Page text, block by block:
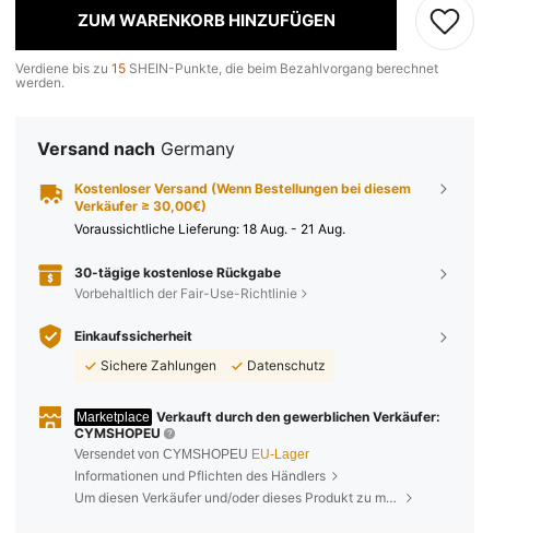
ZUM WARENKORB HINZUFÜGEN
Verdiene bis zu 15 SHEIN-Punkte, die beim Bezahlvorgang berechnet
werden.
Versand nach Germany
Kostenloser Versand (Wenn Bestellungen bei diesem
Verkäufer ≥ 30,00€)
Voraussichtliche Lieferung: 18 Aug. - 21 Aug.
30-tägige kostenlose Rückgabe
Vorbehaltlich der Fair-Use-Richtlinie
Einkaufssicherheit
Sichere Zahlungen
Datenschutz
Marketplace Verkauft durch den gewerblichen Verkäufer:
CYMSHOPEU
Versendet von CYMSHOPEU EU-Lager
Informationen und Pflichten des Händlers
Um diesen Verkäufer und/oder dieses Produkt zu melden